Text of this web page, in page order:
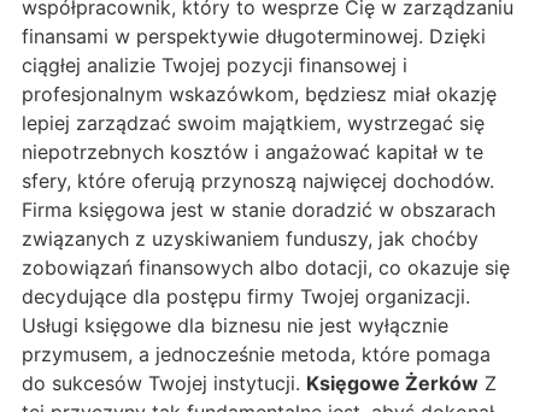
współpracownik, który to wesprze Cię w zarządzaniu
finansami w perspektywie długoterminowej. Dzięki
ciągłej analizie Twojej pozycji finansowej i
profesjonalnym wskazówkom, będziesz miał okazję
lepiej zarządzać swoim majątkiem, wystrzegać się
niepotrzebnych kosztów i angażować kapitał w te
sfery, które oferują przynoszą najwięcej dochodów.
Firma księgowa jest w stanie doradzić w obszarach
związanych z uzyskiwaniem funduszy, jak choćby
zobowiązań finansowych albo dotacji, co okazuje się
decydujące dla postępu firmy Twojej organizacji.
Usługi księgowe dla biznesu nie jest wyłącznie
przymusem, a jednocześnie metoda, które pomaga
do sukcesów Twojej instytucji. Księgowe Żerków Z